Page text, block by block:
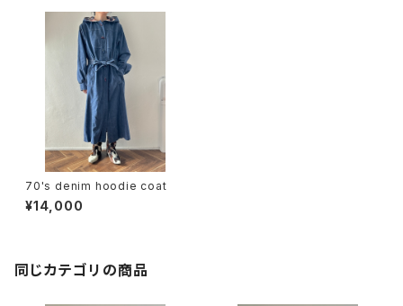
70's denim hoodie coat
¥14,000
同じカテゴリの商品